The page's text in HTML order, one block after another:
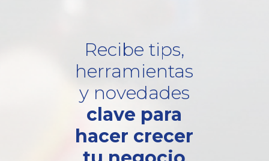
Recibe tips,
herramientas
y novedades
clave para
hacer crecer